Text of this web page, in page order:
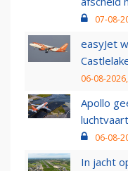
07-08-
easyJet
06-08-
Apollo
luchtvaart
06-08-
In jacht